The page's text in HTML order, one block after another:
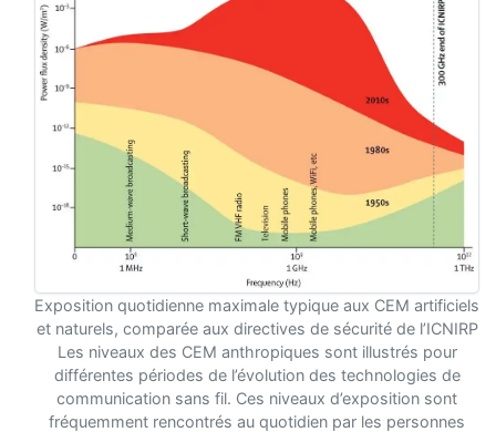
Exposition quotidienne maximale typique aux CEM artificiels
et naturels, comparée aux directives de sécurité de l’ICNIRP
Les niveaux des CEM anthropiques sont illustrés pour
différentes périodes de l’évolution des technologies de
communication sans fil. Ces niveaux d’exposition sont
fréquemment rencontrés au quotidien par les personnes